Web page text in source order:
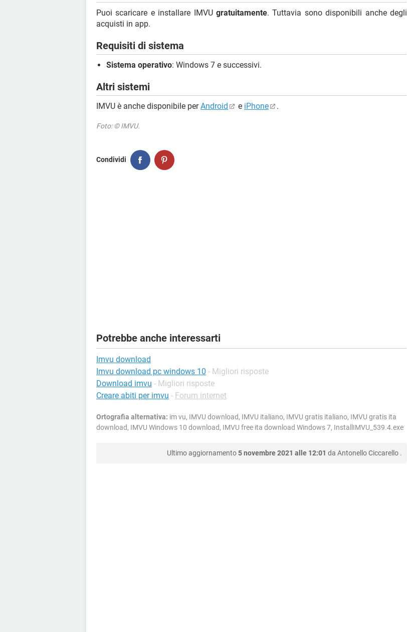
Puoi scaricare e installare IMVU gratuitamente. Tuttavia sono disponibili anche degli
acquisti in app.
Requisiti di sistema
Sistema operativo: Windows 7 e successivi.
Altri sistemi
IMVU è anche disponibile perAndroid e iPhone .
Foto: © IMVU.
Condividi
Potrebbe anche interessarti
Imvu download
Imvu download pc windows 10 - Migliori risposte
Download imvu - Migliori risposte
Creare abiti per imvu - Forum internet
Ortografia alternativa: im vu, IMVU download, IMVU italiano, IMVU gratis italiano, IMVU gratis ita
download, IMVU Windows 10 download, IMVU free ita download Windows 7, InstallIMVU_539.4.exe
Ultimo aggiornamento5 novembre 2021 alle 12:01 da Antonello Ciccarello .